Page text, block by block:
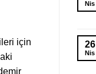
için
Nis
26
Nis